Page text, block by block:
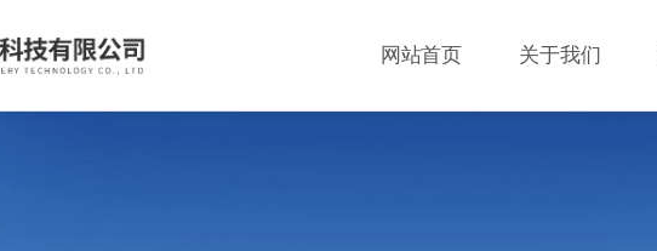
网站首页 关于我们